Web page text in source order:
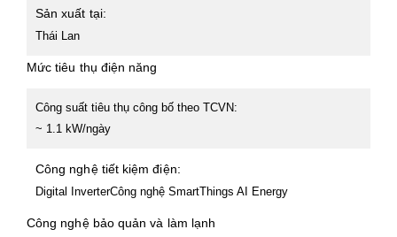
Sản xuất tại:
Thái Lan
Mức tiêu thụ điện năng
Công suất tiêu thụ công bố theo TCVN:
~ 1.1 kW/ngày
Công nghệ tiết kiệm điện:
Digital InverterCông nghệ SmartThings AI Energy
Công nghệ bảo quản và làm lạnh